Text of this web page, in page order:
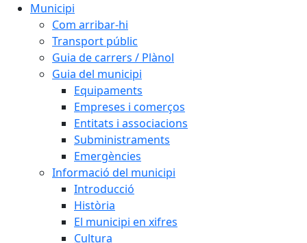
Municipi
Com arribar-hi
Transport públic
Guia de carrers / Plànol
Guia del municipi
Equipaments
Empreses i comerços
Entitats i associacions
Subministraments
Emergències
Informació del municipi
Introducció
Història
El municipi en xifres
Cultura